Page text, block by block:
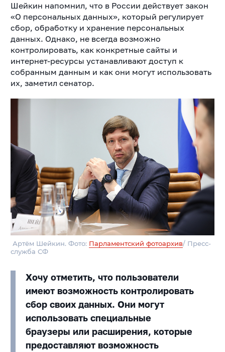
Шейкин напомнил, что в России действует закон
«О персональных данных», который регулирует
сбор, обработку и хранение персональных
данных. Однако, не всегда возможно
контролировать, как конкретные сайты и
интернет-ресурсы устанавливают доступ к
собранным данным и как они могут использовать
их, заметил сенатор.
Артём Шейкин. Фото: Парламентский фотоархив/ Пресс-
служба СФ
Хочу отметить, что пользователи
имеют возможность контролировать
сбор своих данных. Они могут
использовать специальные
браузеры или расширения, которые
предоставляют возможность